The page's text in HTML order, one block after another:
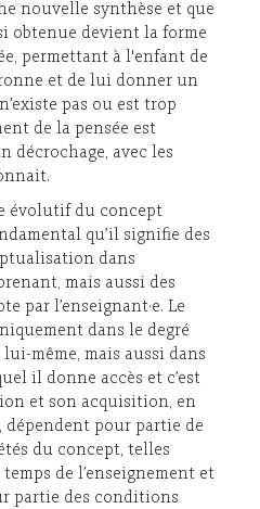
nouvelle synthèse et que
obtenue devient la forme
permettant à l'enfant de
et de lui donner un
pas ou est trop
de la pensée est
décrochage, avec les
évolutif du concept
qu’il signifie des
dans
mais aussi des
par l’enseignant·e. Le
dans le degré
même, mais aussi dans
il donne accès et c’est
et son acquisition, en
pour partie de
du concept, telles
de l’enseignement et
partie des conditions